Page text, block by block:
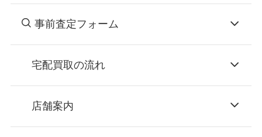
事前査定フォーム
宅配買取の流れ
お申込み
店舗案内